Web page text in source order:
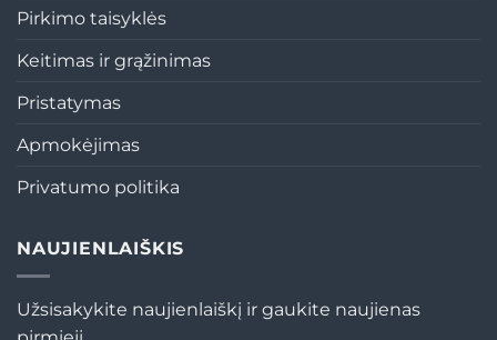
Pirkimo taisyklės
Keitimas ir grąžinimas
Pristatymas
Apmokėjimas
Privatumo politika
NAUJIENLAIŠKIS
Užsisakykite naujienlaiškį ir gaukite naujienas